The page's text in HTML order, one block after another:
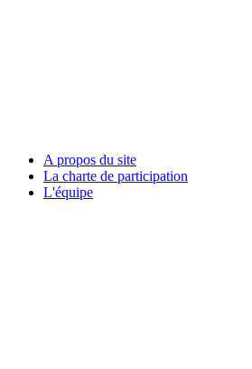
A propos du site
La charte de participation
L'équipe